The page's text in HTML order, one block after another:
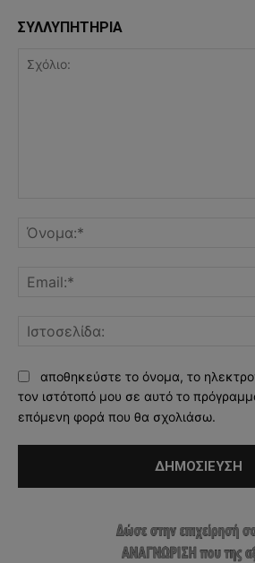
ΣΥΛΛΥΠΗΤΗΡΙΑ
αποθηκεύστε το όνομα, το
τον ιστότοπό μου σε αυτό το
επόμενη φορά που θα σχολιάσω.